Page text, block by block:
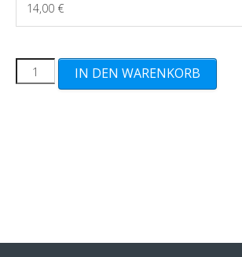
14,00 €
MOC
IN DEN WARENKORB